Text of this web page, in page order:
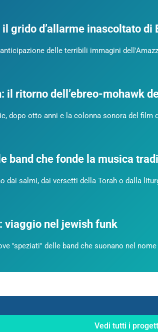
grido d’allarme inascoltato di
delle terribili immagini
il ritorno dell’ebreo-mohawk
dopo otto anni e la colonna sonora del
band che fonde la musica
dai salmi, dai versetti della Torah o dalla
viaggio nel jewish funk
"speziati" delle band che suonano nel
Vedi tutti i